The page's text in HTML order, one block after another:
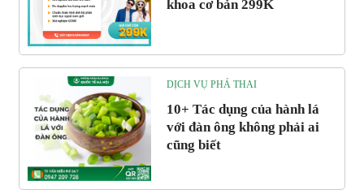
khoa cơ bản 299K
DỊCH VỤ PHÁ THAI
10+ Tác dụng của hành lá
với đàn ông không phải ai
cũng biết